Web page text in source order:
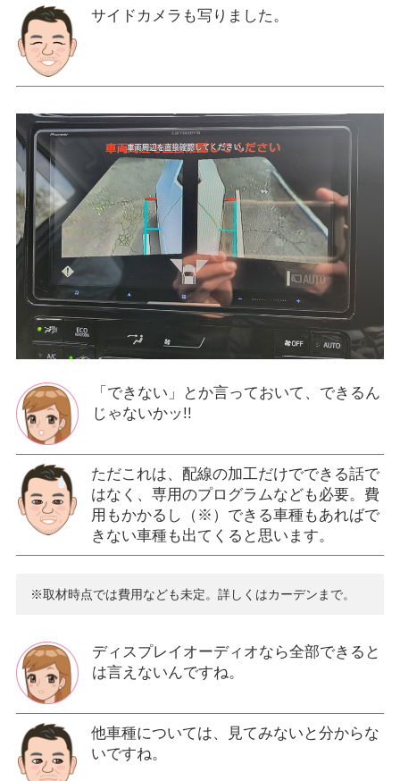
サイドカメラも写りました。
「できない」とか言っておいて、できるん
じゃないかッ!!
ただこれは、配線の加工だけでできる話で
はなく、専用のプログラムなども必要。費
用もかかるし（※）できる車種もあればで
きない車種も出てくると思います。
※取材時点では費用なども未定。詳しくはカーデンまで。
ディスプレイオーディオなら全部できると
は言えないんですね。
他車種については、見てみないと分からな
いですね。